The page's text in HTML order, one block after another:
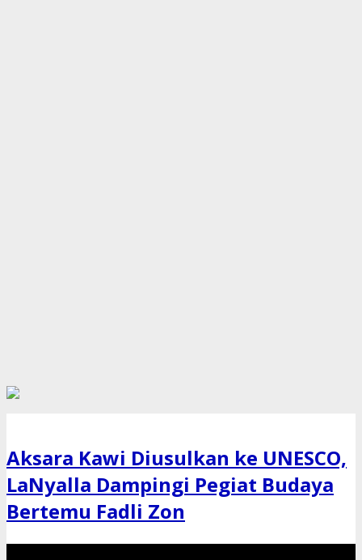
Aksara Kawi Diusulkan ke UNESCO,
LaNyalla Dampingi Pegiat Budaya
Bertemu Fadli Zon
Berita,